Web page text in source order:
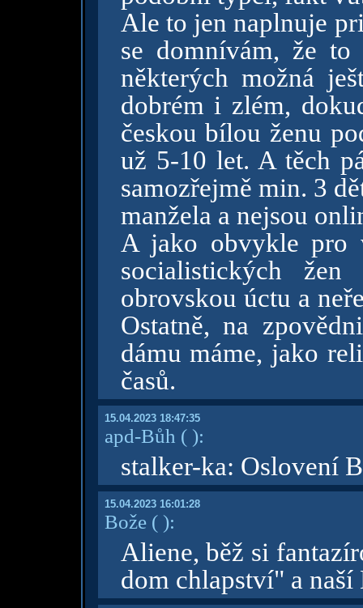
Ale to jen naplnuje
se domnívám, že
některých možná
dobrém i zlém,
českou bílou ženu
už 5-10 let. A těch
samozřejmě min. 3
manžela a nejsou
A jako obvykle pro
socialistických
obrovskou úctu a
Ostatně, na
dámu máme, jako
časů.
15.04.2023 18:47:35
apd-Bůh ( ):
stalker-ka: Oslovení
15.04.2023 16:01:28
Bože( ):
Aliene, běž si
dom chlapství" a